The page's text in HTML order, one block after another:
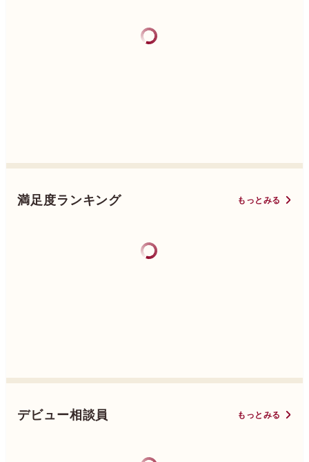
満足度ランキング もっとみる
デビュー相談員 もっとみる